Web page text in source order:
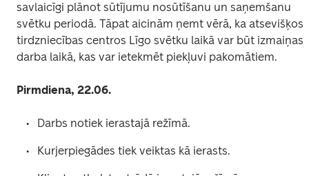
savlaicīgi plānot sūtījumu nosūtīšanu un saņemšanu
svētku periodā. Tāpat aicinām ņemt vērā, ka atsevišķos
tirdzniecības centros Līgo svētku laikā var būt izmaiņas
darba laikā, kas var ietekmēt piekļuvi pakomātiem.
Pirmdiena, 22.06.
Darbs notiek ierastajā režīmā.
Kurjerpiegādes tiek veiktas kā ierasts.